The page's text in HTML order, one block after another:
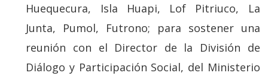
Huequecura, Isla Huapi, Lof Pitriuco, La
Junta, Pumol, Futrono; para sostener una
reunión con el Director de la División de
Diálogo y Participación Social, del Ministerio